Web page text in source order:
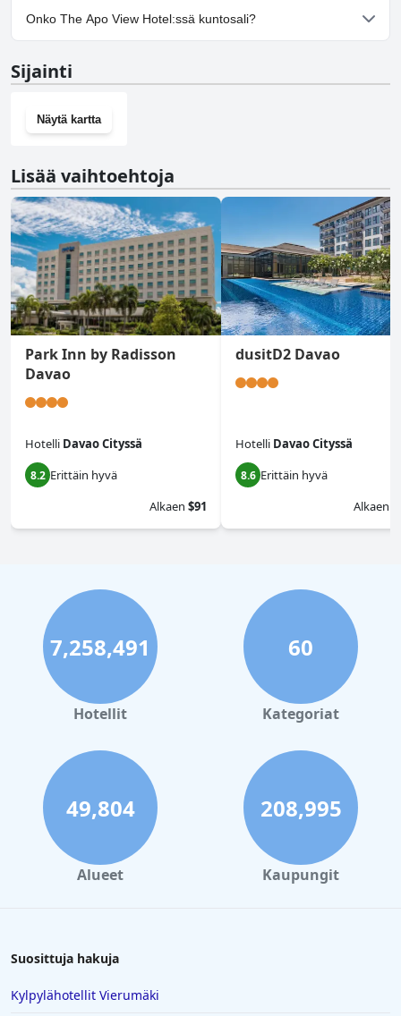
Kyllä, The Apo View Hotel tarjoaa pysäköintimahdollisuuden.
Onko The Apo View Hotel:ssä kuntosali?
Sijainti
Näytä kartta
Lisää vaihtoehtoja
Park Inn by Radisson
Davao
Hotelli Davao Cityssä
8.2 Erittäin hyvä
Alkaen $91
dusitD2 Davao
Hotelli Davao Cityssä
8.6 Erittäin hyvä
Alkaen
7,258,491
Hotellit
60
Kategoriat
49,804
Alueet
208,995
Kaupungit
Suosittuja hakuja
Kylpylähotellit Vierumäki